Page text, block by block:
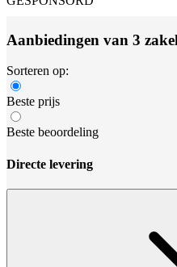
Aanbiedingen van 3
Sorteren op:
Beste prijs
Beste beoordeling
Directe levering